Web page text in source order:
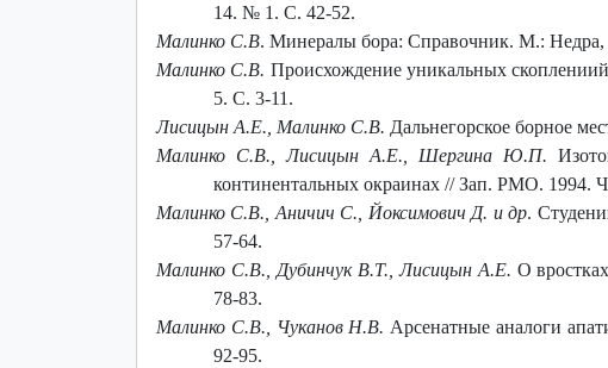
14. № 1. С. 42-52.
Малинко С.В. Минералы бора: Справочник. М.: Недра,
Малинко С.В. Происхождение уникальных
5. С. 3-11.
Лисицын А.Е., Малинко С.В. Дальнегорское борное
Малинко С.В., Лисицын А.Е., Шергина Ю.П.
континентальных окраинах // Зап. РМО. 1994.
Малинко С.В., Аничич С., Йоксимович Д. и др.
57-64.
Малинко С.В., Дубинчук В.Т., Лисицын А.Е. О
78-83.
Малинко С.В., Чуканов Н.В. Арсенатные аналоги
92-95.